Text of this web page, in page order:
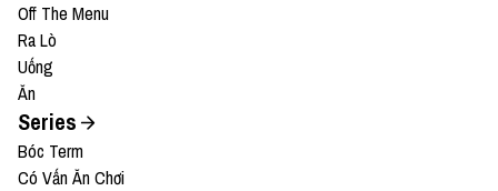
Off The Menu
Ra Lò
Uống
Ăn
Series
Bóc Term
Có Vấn Ăn Chơi